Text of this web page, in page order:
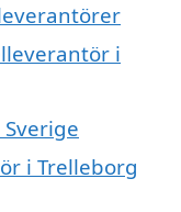
i
i Trelleborg